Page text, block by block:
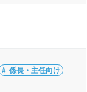
係長・主任向け